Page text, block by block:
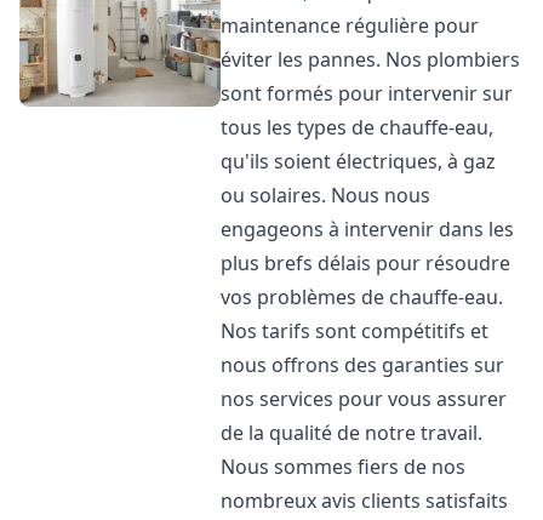
maintenance régulière pour
éviter les pannes. Nos plombiers
sont formés pour intervenir sur
tous les types de chauffe-eau,
qu'ils soient électriques, à gaz
ou solaires. Nous nous
engageons à intervenir dans les
plus brefs délais pour résoudre
vos problèmes de chauffe-eau.
Nos tarifs sont compétitifs et
nous offrons des garanties sur
nos services pour vous assurer
de la qualité de notre travail.
Nous sommes fiers de nos
nombreux avis clients satisfaits